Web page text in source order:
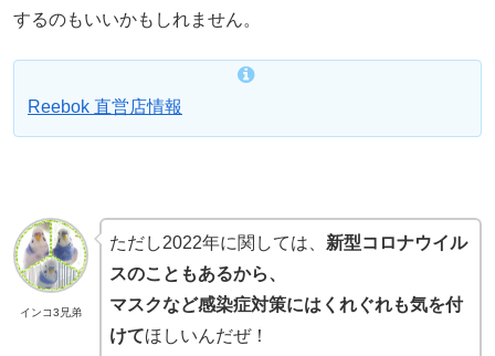
するのもいいかもしれません。
Reebok 直営店情報
インコ3兄弟
ただし2022年に関しては、 新型コロナウイル
スのこともあるから、
マスクなど感染症対策にはくれぐれも気を付
けてほしいんだぜ！